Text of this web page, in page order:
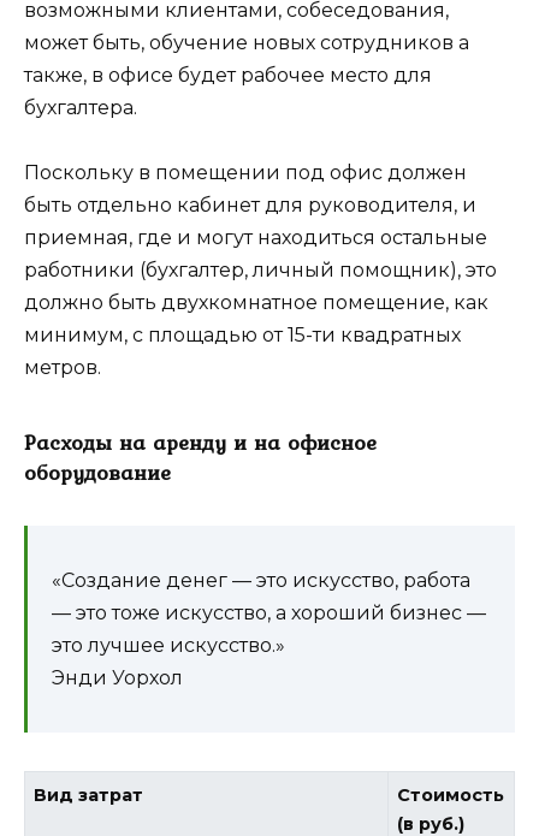
возможными клиентами, собеседования,
может быть, обучение новых сотрудников а
также, в офисе будет рабочее место для
бухгалтера.
Поскольку в помещении под офис должен
быть отдельно кабинет для руководителя, и
приемная, где и могут находиться остальные
работники (бухгалтер, личный помощник), это
должно быть двухкомнатное помещение, как
минимум, с площадью от 15-ти квадратных
метров.
Расходы на аренду и на офисное
оборудование
«Создание денег — это искусство, работа
— это тоже искусство, а хороший бизнес —
это лучшее искусство.»
Энди Уорхол
Вид затрат
Стоимость
(в руб.)